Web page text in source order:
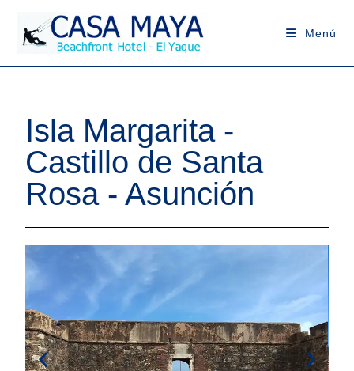
Menú
Isla Margarita -
Castillo de Santa
Rosa - Asunción